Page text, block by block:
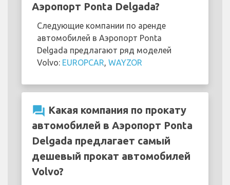
Аэропорт Ponta Delgada?
Следующие компании по аренде
автомобилей в Аэропорт Ponta
Delgada предлагают ряд моделей
Volvo: EUROPCAR, WAYZOR
question_answer Какая компания по прокату
автомобилей в Аэропорт Ponta
Delgada предлагает самый
дешевый прокат автомобилей
Volvo?